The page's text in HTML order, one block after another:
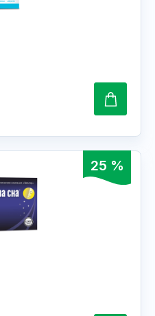
25 %